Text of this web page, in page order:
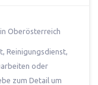
Oberösterreich
Reinigungsdienst,
oder
zum Detail um